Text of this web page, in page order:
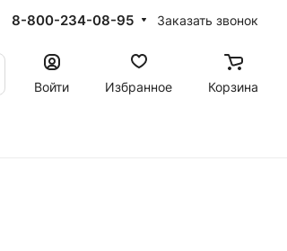
8-800-234-08-95 Заказать звонок
Войти
Избранное Корзина